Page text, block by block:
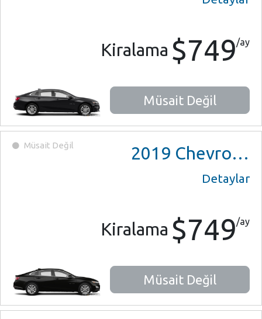
Kiralama $749/ay
Müsait Değil
Müsait Değil 2019 Chevrolet Malibu
Detaylar
Kiralama $749/ay
Müsait Değil